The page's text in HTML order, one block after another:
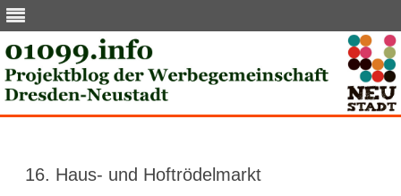
16. Haus- und Hoftrödelmarkt